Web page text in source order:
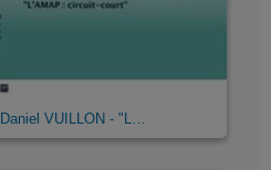
VUILLON - "L…